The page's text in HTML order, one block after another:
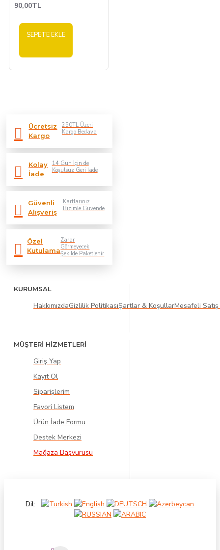
90,00TL
SEPETE EKLE
Ücretsiz
Kargo
250TL Üzeri
Kargo Bedava
Kolay
İade
14 Gün İçin de
Koşulsuz Geri İade
Güvenli
Alışveriş
Kartlarınız
Bizimle Güvende
Özel
Kutulama
Zarar
Görmeyecek
Şekilde Paketlenir
KURUMSAL
HakkımızdaGizlilik PolitikasıŞartlar & KoşullarMesafeli
MÜŞTERİ HİZMETLERİ
Giriş Yap
Kayıt Ol
Siparişlerim
Favori Listem
Ürün İade Formu
Destek Merkezi
Mağaza Başvurusu
Dil: